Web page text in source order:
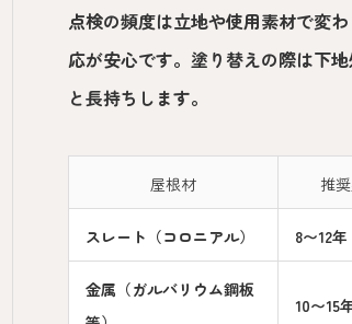
点検の頻度は立地や使用素材で変
応が安心です。塗り替えの際は下
と長持ちします。
屋根材 推
スレート（コロニアル） 8〜12年
金属（ガルバリウム鋼板
10〜15